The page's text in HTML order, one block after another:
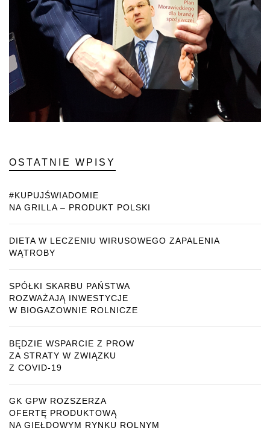
OSTATNIE WPISY
#KUPUJŚWIADOMIE
NA GRILLA – PRODUKT POLSKI
DIETA W LECZENIU WIRUSOWEGO ZAPALENIA
WĄTROBY
SPÓŁKI SKARBU PAŃSTWA
ROZWAŻAJĄ INWESTYCJE
W BIOGAZOWNIE ROLNICZE
BĘDZIE WSPARCIE Z PROW
ZA STRATY W ZWIĄZKU
Z COVID-19
GK GPW ROZSZERZA
OFERTĘ PRODUKTOWĄ
NA GIEŁDOWYM RYNKU ROLNYM